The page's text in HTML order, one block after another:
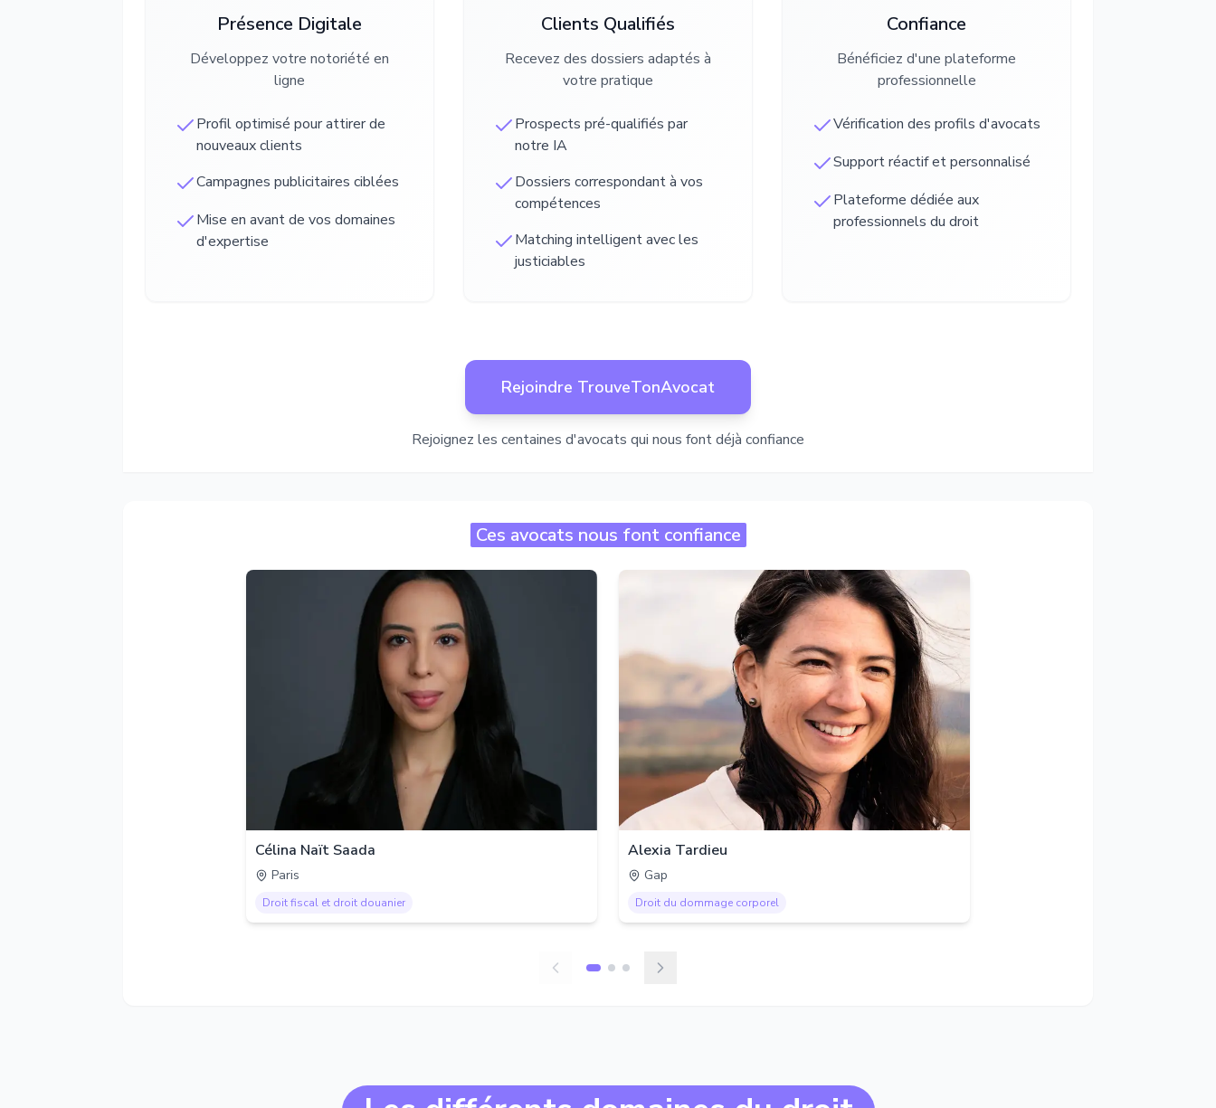
Présence Digitale
Développez votre notoriété en
ligne
Profil optimisé pour attirer de
nouveaux clients
Campagnes publicitaires ciblées
Mise en avant de vos domaines
d'expertise
Clients Qualifiés
Recevez des dossiers adaptés à
votre pratique
Prospects pré-qualifiés par
notre IA
Dossiers correspondant à vos
compétences
Matching intelligent avec les
justiciables
Confiance
Bénéficiez d'une plateforme
professionnelle
Vérification des profils d'avocats
Support réactif et personnalisé
Plateforme dédiée aux
professionnels du droit
Rejoindre TrouveTonAvocat
Rejoignez les centaines d'avocats qui nous font déjà confiance
Ces avocats nous font confiance
Célina Naït Saada
Paris
Droit fiscal et droit douanier
Alexia Tardieu
Gap
Droit du dommage corporel